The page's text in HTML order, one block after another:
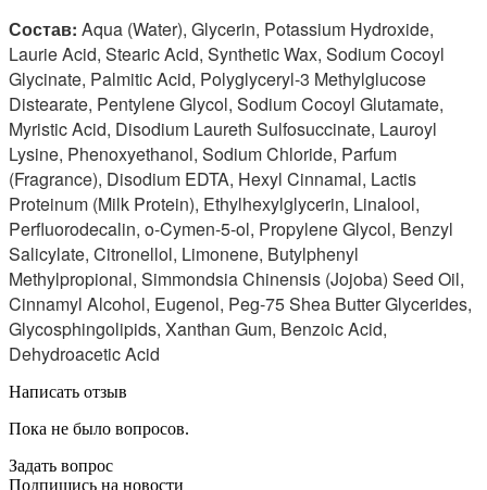
Состав: Aqua (Water), Glycerin, Potassium Hydroxide,
Laurie Acid, Stearic Acid, Synthetic Wax, Sodium Cocoyl
Glycinate, Palmitic Acid, Polyglyceryl-3 Methylglucose
Distearate, Pentylene Glycol, Sodium Cocoyl Glutamate,
Myristic Acid, Disodium Laureth Sulfosuccinate, Lauroyl
Lysine, Phenoxyethanol, Sodium Chloride, Parfum
(Fragrance), Disodium EDTA, Hexyl Cinnamal, Lactis
Proteinum (Milk Protein), Ethylhexylglycerin, Linalool,
Perfluorodecalin, o-Cymen-5-ol, Propylene Glycol, Benzyl
Salicylate, Citronellol, Limonene, Butylphenyl
Methylpropional, Simmondsia Chinensis (Jojoba) Seed Oil,
Cinnamyl Alcohol, Eugenol, Peg-75 Shea Butter Glycerides,
Glycosphingolipids, Xanthan Gum, Benzoic Acid,
Dehydroacetic Acid
Написать отзыв
Пока не было вопросов.
Задать вопрос
Подпишись на новости